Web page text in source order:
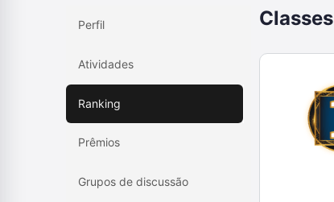
Perfil
Atividades
Ranking
Prêmios
Grupos de discussão
Classes